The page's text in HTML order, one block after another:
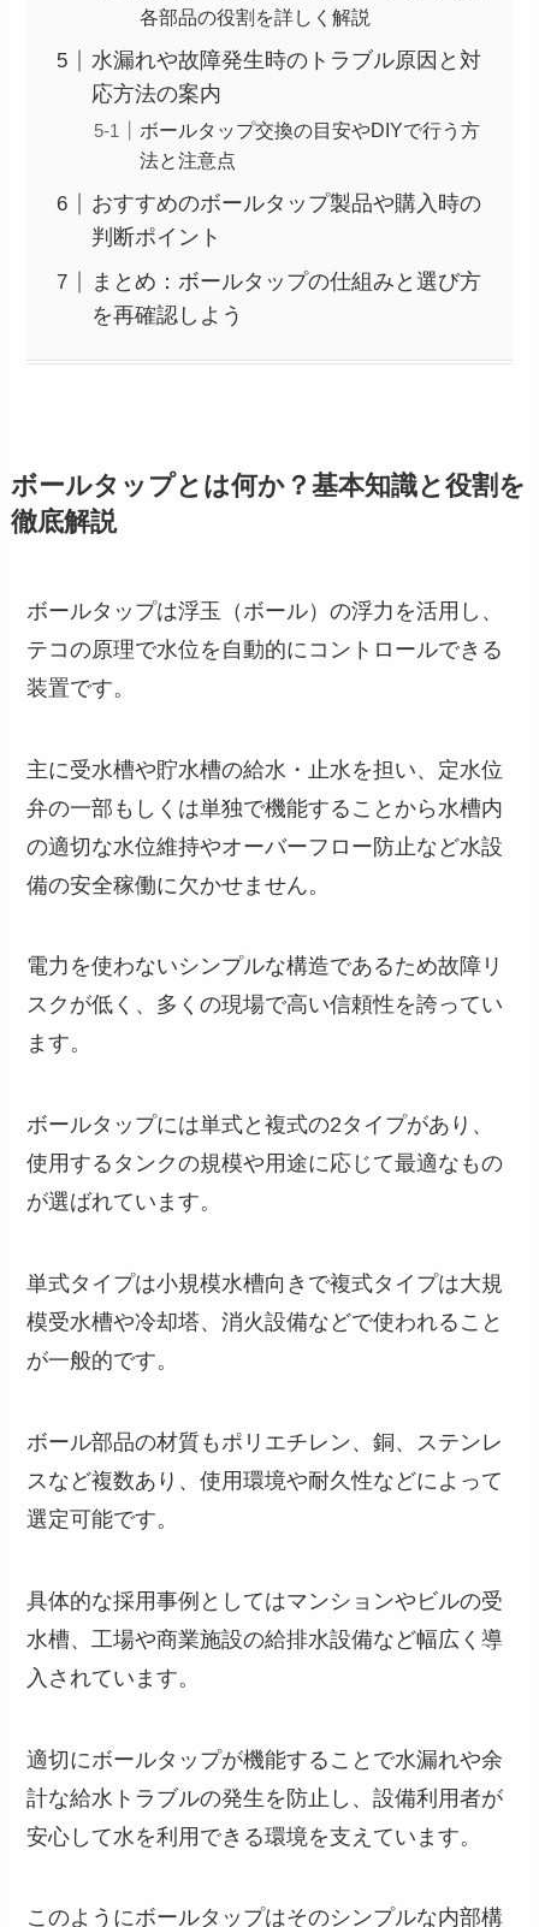
各部品の役割を詳しく解説
水漏れや故障発生時のトラブル原因と対
応方法の案内
ボールタップ交換の目安やDIYで行う方
法と注意点
おすすめのボールタップ製品や購入時の
判断ポイント
まとめ：ボールタップの仕組みと選び方
を再確認しよう
ボールタップとは何か？基本知識と役割を
徹底解説
ボールタップは浮玉（ボール）の浮力を活用し、
テコの原理で水位を自動的にコントロールできる
装置です。
主に受水槽や貯水槽の給水・止水を担い、定水位
弁の一部もしくは単独で機能することから水槽内
の適切な水位維持やオーバーフロー防止など水設
備の安全稼働に欠かせません。
電力を使わないシンプルな構造であるため故障リ
スクが低く、多くの現場で高い信頼性を誇ってい
ます。
ボールタップには単式と複式の2タイプがあり、
使用するタンクの規模や用途に応じて最適なもの
が選ばれています。
単式タイプは小規模水槽向きで複式タイプは大規
模受水槽や冷却塔、消火設備などで使われること
が一般的です。
ボール部品の材質もポリエチレン、銅、ステンレ
スなど複数あり、使用環境や耐久性などによって
選定可能です。
具体的な採用事例としてはマンションやビルの受
水槽、工場や商業施設の給排水設備など幅広く導
入されています。
適切にボールタップが機能することで水漏れや余
計な給水トラブルの発生を防止し、設備利用者が
安心して水を利用できる環境を支えています。
このようにボールタップはそのシンプルな内部構